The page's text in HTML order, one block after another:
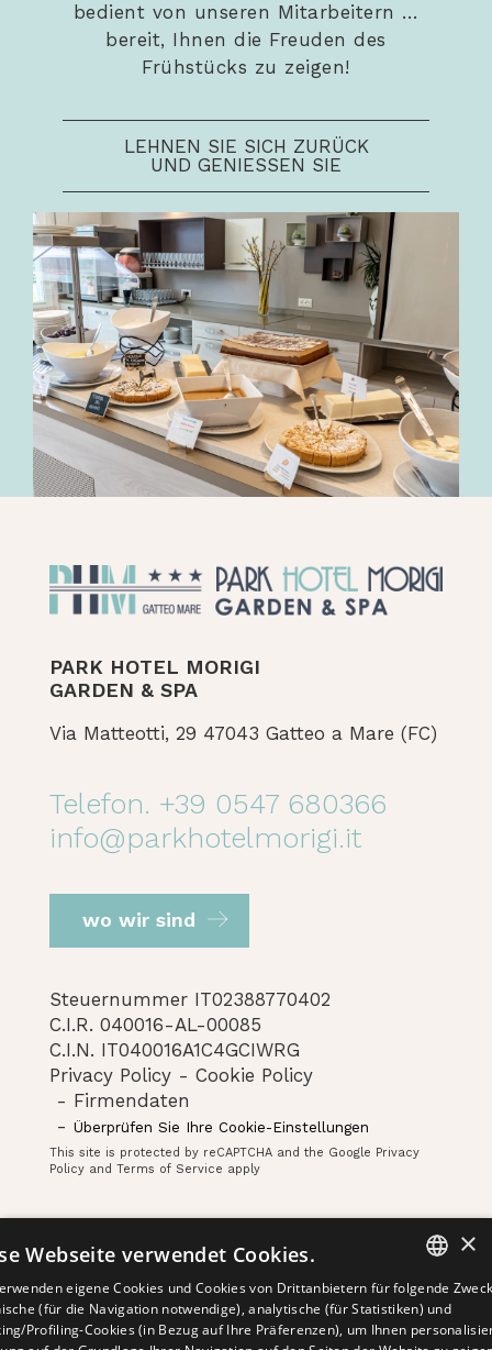
bedient von unseren Mitarbeitern …
bereit, Ihnen die Freuden des
Frühstücks zu zeigen!
LEHNEN SIE SICH ZURÜCK
UND GENIESSEN SIE
PARK HOTEL MORIGI
GARDEN & SPA
Via Matteotti, 29 47043 Gatteo a Mare (FC)
Telefon. +39 0547 680366
info@parkhotelmorigi.it
wo wir sind
Steuernummer IT02388770402
C.I.R. 040016-AL-00085
C.I.N. IT040016A1C4GCIWRG
Privacy Policy
Cookie Policy
Firmendaten
Überprüfen Sie Ihre Cookie-Einstellungen
This site is protected by reCAPTCHA and the Google Privacy
Policy and Terms of Service apply
ITALIAN
ENGLISH
×
Webseite verwendet Cookies.
eigene Cookies und Cookies von Drittanbietern für folgende
(für die Navigation notwendige), analytische (für Statistiken) und
Profiling-Cookies (in Bezug auf Ihre Präferenzen), um Ihnen